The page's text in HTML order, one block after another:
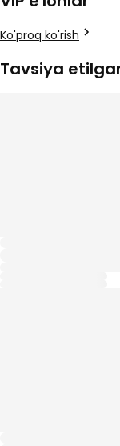
Ko'proq ko'rish
Tavsiya